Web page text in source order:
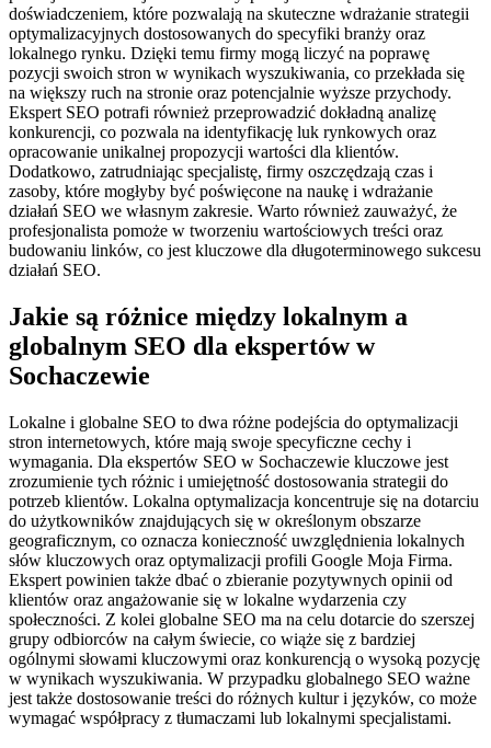
doświadczeniem, które pozwalają na skuteczne wdrażanie strategii
optymalizacyjnych dostosowanych do specyfiki branży oraz
lokalnego rynku. Dzięki temu firmy mogą liczyć na poprawę
pozycji swoich stron w wynikach wyszukiwania, co przekłada się
na większy ruch na stronie oraz potencjalnie wyższe przychody.
Ekspert SEO potrafi również przeprowadzić dokładną analizę
konkurencji, co pozwala na identyfikację luk rynkowych oraz
opracowanie unikalnej propozycji wartości dla klientów.
Dodatkowo, zatrudniając specjalistę, firmy oszczędzają czas i
zasoby, które mogłyby być poświęcone na naukę i wdrażanie
działań SEO we własnym zakresie. Warto również zauważyć, że
profesjonalista pomoże w tworzeniu wartościowych treści oraz
budowaniu linków, co jest kluczowe dla długoterminowego sukcesu
działań SEO.
Jakie są różnice między lokalnym a
globalnym SEO dla ekspertów w
Sochaczewie
Lokalne i globalne SEO to dwa różne podejścia do optymalizacji
stron internetowych, które mają swoje specyficzne cechy i
wymagania. Dla ekspertów SEO w Sochaczewie kluczowe jest
zrozumienie tych różnic i umiejętność dostosowania strategii do
potrzeb klientów. Lokalna optymalizacja koncentruje się na dotarciu
do użytkowników znajdujących się w określonym obszarze
geograficznym, co oznacza konieczność uwzględnienia lokalnych
słów kluczowych oraz optymalizacji profili Google Moja Firma.
Ekspert powinien także dbać o zbieranie pozytywnych opinii od
klientów oraz angażowanie się w lokalne wydarzenia czy
społeczności. Z kolei globalne SEO ma na celu dotarcie do szerszej
grupy odbiorców na całym świecie, co wiąże się z bardziej
ogólnymi słowami kluczowymi oraz konkurencją o wysoką pozycję
w wynikach wyszukiwania. W przypadku globalnego SEO ważne
jest także dostosowanie treści do różnych kultur i języków, co może
wymagać współpracy z tłumaczami lub lokalnymi specjalistami.